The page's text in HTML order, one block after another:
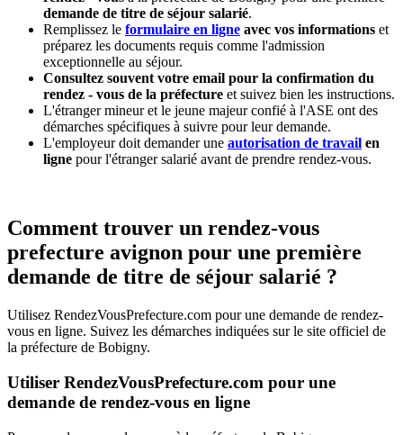
demande de titre de séjour salarié.
Remplissez le formulaire en ligne avec vos informations et
préparez les documents requis comme l'admission
exceptionnelle au séjour.
Consultez souvent votre email pour la confirmation du
rendez - vous de la préfecture et suivez bien les instructions.
L'étranger mineur et le jeune majeur confié à l'ASE ont des
démarches spécifiques à suivre pour leur demande.
L'employeur doit demander une autorisation de travail en
ligne pour l'étranger salarié avant de prendre rendez-vous.
Comment trouver un rendez-vous
prefecture avignon pour une première
demande de titre de séjour salarié ?
Utilisez RendezVousPrefecture.com pour une demande de rendez-
vous en ligne. Suivez les démarches indiquées sur le site officiel de
la préfecture de Bobigny.
Utiliser RendezVousPrefecture.com pour une
demande de rendez-vous en ligne